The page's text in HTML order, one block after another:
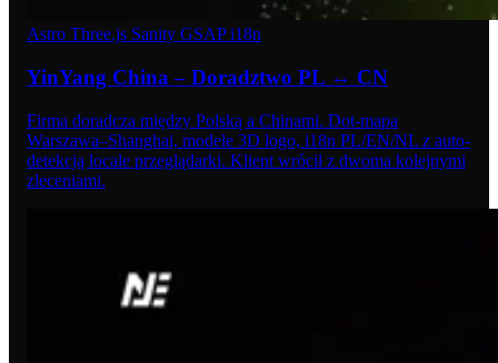
Astro Three.js Sanity GSAPi18n
YinYang China – Doradztwo PL ↔ CN
Firma doradcza między Polską a Chinami. Dot-mapa
Warszawa–Shanghai, modele 3D logo, i18n PL/EN/NL z auto-
detekcją locale przeglądarki. Klient wrócił z dwoma kolejnymi
zleceniami.